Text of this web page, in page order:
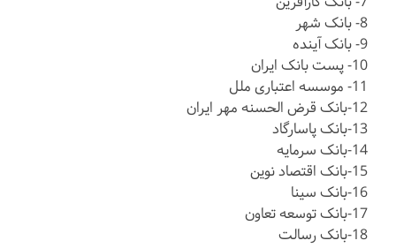
8- بانک شهر
9- بانک آینده
10- پست بانک ایران
11- موسسه اعتباری ملل
12-بانک قرض الحسنه مهر ایران
13-بانک پاسارگاد
14-بانک سرمایه
15-بانک اقتصاد نوین
16-بانک سینا
17-بانک توسعه تعاون
18-بانک رسالت